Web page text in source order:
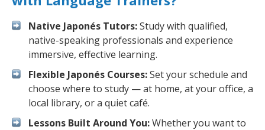
Native Japonés Tutors:Study with qualified,
native-speaking professionals and experience
immersive, effective learning.
Flexible Japonés Courses:Set your schedule and
choose where to study — at home, at your office, a
local library, or a quiet café.
Lessons Built Around You:Whether you want to